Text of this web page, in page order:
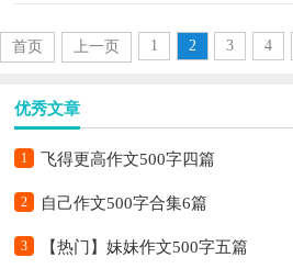
首页 上一页 1 2 3 4
优秀文章
1 飞得更高作文500字四篇
2 自己作文500字合集6篇
3 【热门】妹妹作文500字五篇